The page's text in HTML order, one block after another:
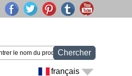
Chercher
français